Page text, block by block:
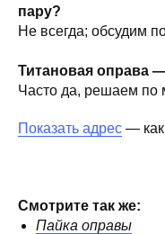
пару?
Не всегда; обсудим
Титановая оправа
Часто да, решаем по
Показать адрес — как
Смотрите так же:
Пайка оправы